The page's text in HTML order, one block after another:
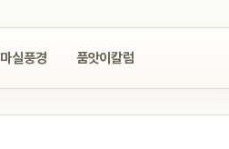
마실풍경 품앗이칼럼